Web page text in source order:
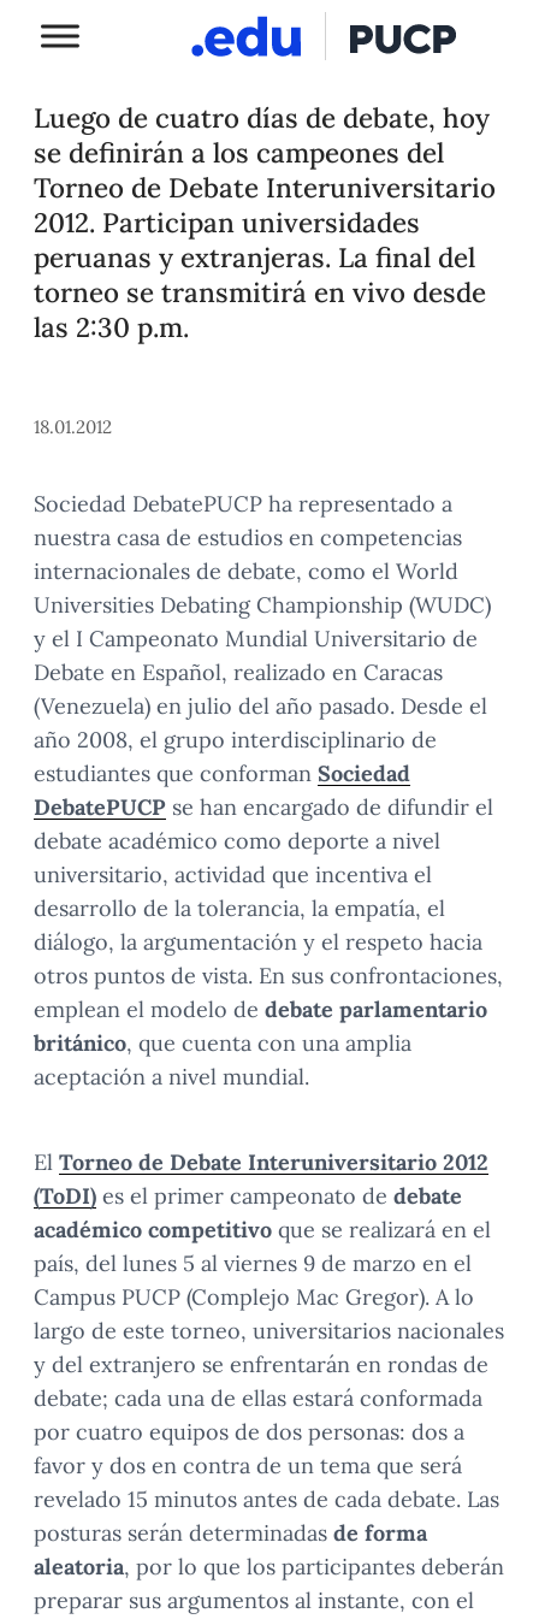
Luego de cuatro días de debate, hoy
se definirán a los campeones del
Torneo de Debate Interuniversitario
2012. Participan universidades
peruanas y extranjeras. La final del
torneo se transmitirá en vivo desde
las 2:30 p.m.
18.01.2012
Sociedad DebatePUCP ha representado a
nuestra casa de estudios en competencias
internacionales de debate, como el World
Universities Debating Championship (WUDC)
y el I Campeonato Mundial Universitario de
Debate en Español, realizado en Caracas
(Venezuela) en julio del año pasado. Desde el
año 2008, el grupo interdisciplinario de
estudiantes que conforman Sociedad
DebatePUCP se han encargado de difundir el
debate académico como deporte a nivel
universitario, actividad que incentiva el
desarrollo de la tolerancia, la empatía, el
diálogo, la argumentación y el respeto hacia
otros puntos de vista. En sus confrontaciones,
emplean el modelo de debate parlamentario
británico, que cuenta con una amplia
aceptación a nivel mundial.
El Torneo de Debate Interuniversitario 2012
(ToDI) es el primer campeonato de debate
académico competitivo que se realizará en el
país, del lunes 5 al viernes 9 de marzo en el
Campus PUCP (Complejo Mac Gregor). A lo
largo de este torneo, universitarios nacionales
y del extranjero se enfrentarán en rondas de
debate; cada una de ellas estará conformada
por cuatro equipos de dos personas: dos a
favor y dos en contra de un tema que será
revelado 15 minutos antes de cada debate. Las
posturas serán determinadas de forma
aleatoria, por lo que los participantes deberán
preparar sus argumentos al instante, con el